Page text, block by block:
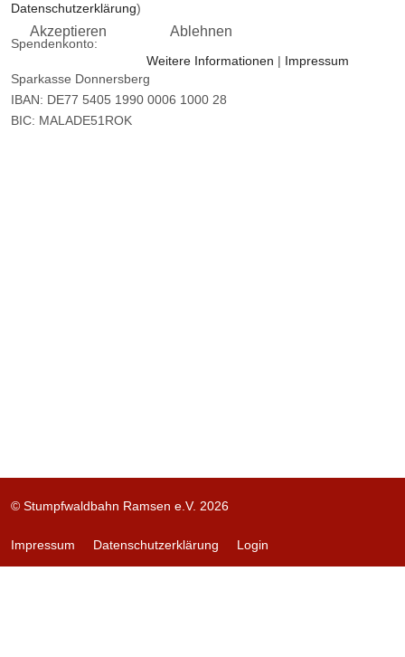
Datenschutzerklärung)
Spendenkonto:
Sparkasse Donnersberg
IBAN: DE77 5405 1990 0006 1000 28
BIC: MALADE51ROK
© Stumpfwaldbahn Ramsen e.V. 2026
Impressum Datenschutzerklärung Login
Akzeptieren Ablehnen
Weitere Informationen | Impressum